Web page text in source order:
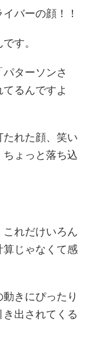
バーの顔！！
す。
ターソンさ
るんですよ
れた顔、笑い
ょっと落ち込
れだけいろん
じゃなくて感
動きにぴったり
出されてくる